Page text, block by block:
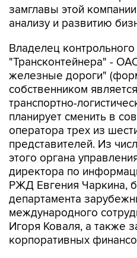
замглавы этой
анализу и развитию
Владелец контрольного
"Трансконтейнера" -
железные дороги"
собственником
транспортно-
планирует сменить в
оператора трех из
представителей. Из
этого органа
директора по
РЖД Евгения Чаркина,
департамента
международного
Игоря Коваля, а также
корпоративных